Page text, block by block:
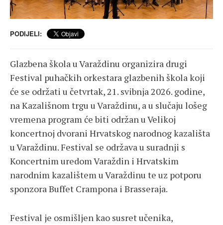
PODIJELI:
Glazbena škola u Varaždinu organizira drugi
Festival puhačkih orkestara glazbenih škola koji
će se održati u četvrtak, 21. svibnja 2026. godine,
na Kazališnom trgu u Varaždinu, a u slučaju lošeg
vremena program će biti održan u Velikoj
koncertnoj dvorani Hrvatskog narodnog kazališta
u Varaždinu. Festival se održava u suradnji s
Koncertnim uredom Varaždin i Hrvatskim
narodnim kazalištem u Varaždinu te uz potporu
sponzora Buffet Crampona i Brasseraja.
Festival je osmišljen kao susret učenika,